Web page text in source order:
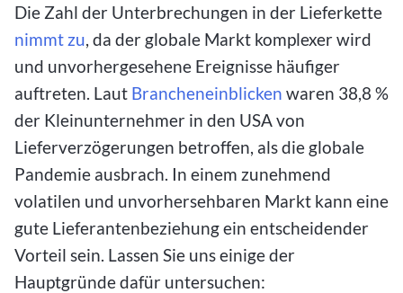
Die Zahl der Unterbrechungen in der Lieferkette
nimmt zu, da der globale Markt komplexer wird
und unvorhergesehene Ereignisse häufiger
auftreten. Laut Brancheneinblicken waren 38,8 %
der Kleinunternehmer in den USA von
Lieferverzögerungen betroffen, als die globale
Pandemie ausbrach. In einem zunehmend
volatilen und unvorhersehbaren Markt kann eine
gute Lieferantenbeziehung ein entscheidender
Vorteil sein. Lassen Sie uns einige der
Hauptgründe dafür untersuchen: